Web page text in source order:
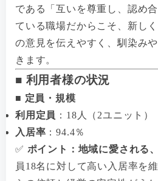
である「互いを尊重し、認め
ている職場だからこそ、新し
の意見を伝えやすく、馴染み
きます。
■ 利用者様の状況
■ 定員・規模
利用定員 ：18人（2ユニット）
入居率 ：94.4％
✅ ポイント：地域に愛される
員18名に対して高い入居率を